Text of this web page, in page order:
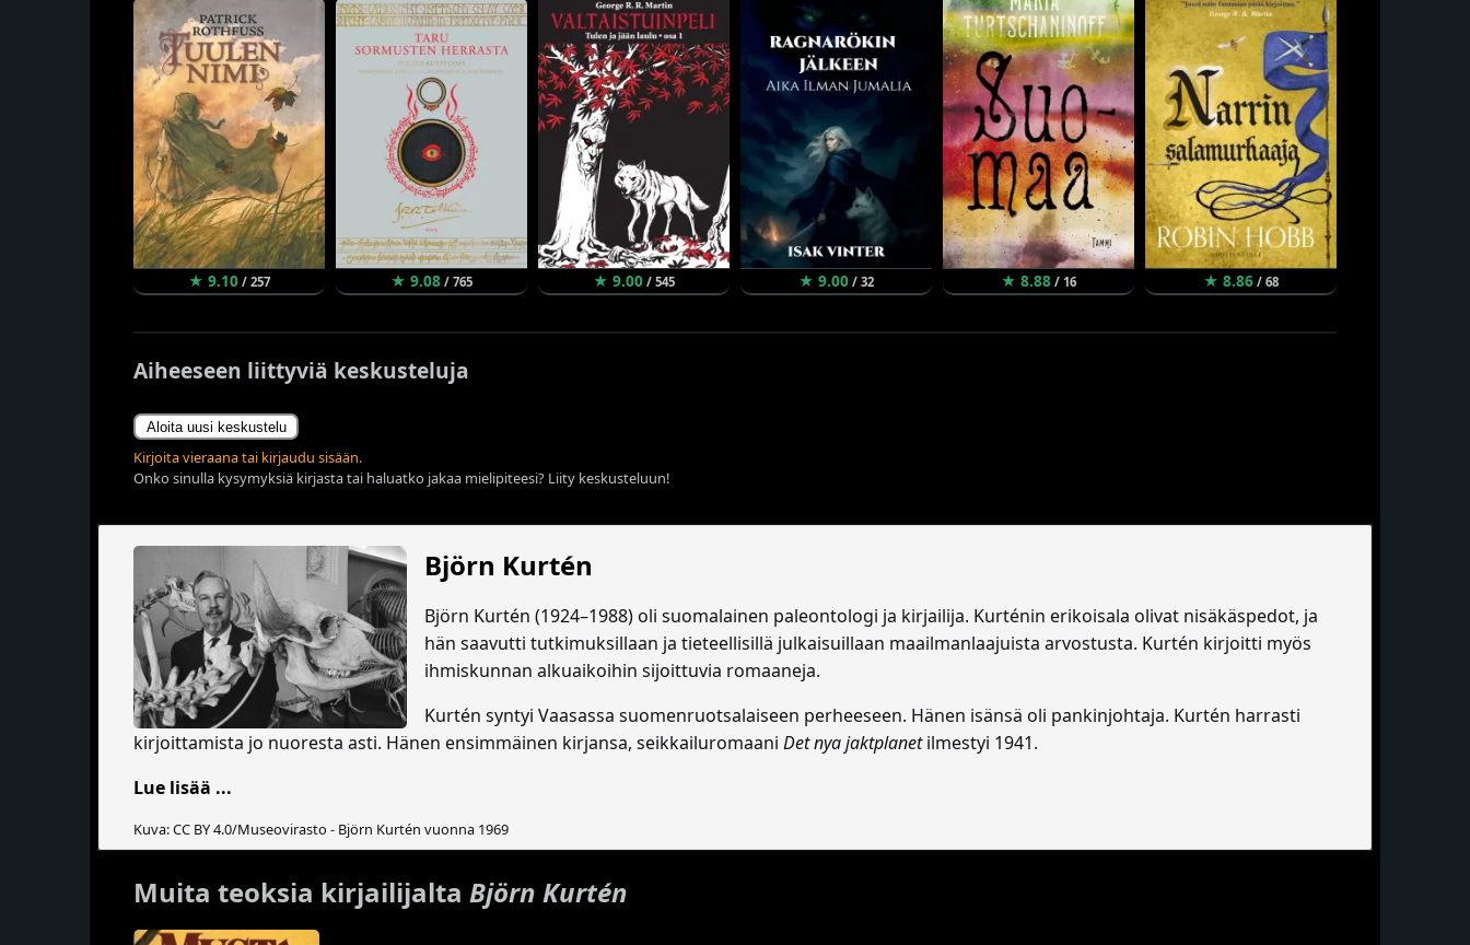
★ 9.10 / 257 ★ 9.08 / 765 ★ 9.00 / 545 ★ 9.00 / 32 ★ 8.88 / 16 ★ 8.86 / 68
Aiheeseen liittyviä keskusteluja
Aloita uusi keskustelu
Kirjoita vieraana tai kirjaudu sisään.
Onko sinulla kysymyksiä kirjasta tai haluatko jakaa mielipiteesi? Liity keskusteluun!
Björn Kurtén
Björn Kurtén (1924–1988) oli suomalainen paleontologi ja kirjailija. Kurténin erikoisala olivat nisäkäspedot, ja
hän saavutti tutkimuksillaan ja tieteellisillä julkaisuillaan maailmanlaajuista arvostusta. Kurtén kirjoitti myös
ihmiskunnan alkuaikoihin sijoittuvia romaaneja.
Kurtén syntyi Vaasassa suomenruotsalaiseen perheeseen. Hänen isänsä oli pankinjohtaja. Kurtén harrasti
kirjoittamista jo nuoresta asti. Hänen ensimmäinen kirjansa, seikkailuromaani Det nya jaktplanetilmestyi 1941.
Lue lisää ...
Kuva: CC BY 4.0/Museovirasto - Björn Kurtén vuonna 1969
Muita teoksia kirjailijalta Björn Kurtén